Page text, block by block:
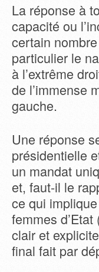
La réponse à
capacité ou
certain
particulier le
à l’extrême
de l’immense
gauche.
Une réponse
présidentielle
un mandat
et, faut-il le
ce qui
femmes
clair et
final fait par